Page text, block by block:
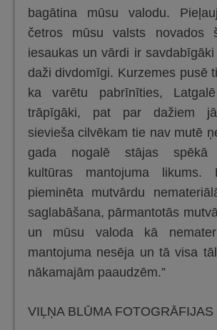
bagātina mūsu valodu.
četros mūsu valsts novados
iesaukas un vārdi ir
daži divdomīgi. Kurzemes pusē
ka varētu pabrīnīties,
trāpīgāki, pat par dažiem
sievieša cilvēkam tie nav mutē
gada nogalē stājas spēkā
kultūras mantojuma likums.
pieminēta mutvārdu
saglabāšana, pārmantotās
un mūsu valoda kā
mantojuma nesēja un tā visa
nākamajām paaudzēm.”
VIĻŅA BLŪMA FOTOGRĀFIJAS